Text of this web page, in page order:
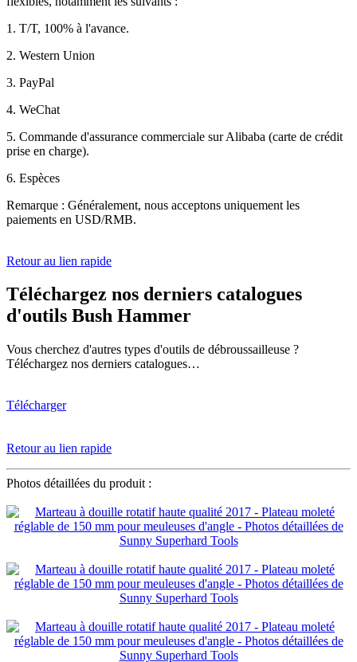
1. T/T, 100% à l'avance.
2. Western Union
3. PayPal
4. WeChat
5. Commande d'assurance commerciale sur Alibaba (carte de crédit
prise en charge).
6. Espèces
Remarque : Généralement, nous acceptons uniquement les
paiements en USD/RMB.
Retour au lien rapide
Téléchargez nos derniers catalogues
d'outils Bush Hammer
Vous cherchez d'autres types d'outils de débroussailleuse ?
Téléchargez nos derniers catalogues…
Télécharger
Retour au lien rapide
Photos détaillées du produit :